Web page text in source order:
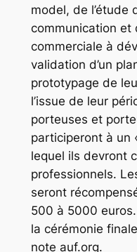
model, de l’étude
communication et
commerciale à
validation d’un
prototypage de
l’issue de leur
porteuses et
participeront à un
lequel ils devront
professionnels.
seront
500 à 5000
la cérémonie
note auf.org.